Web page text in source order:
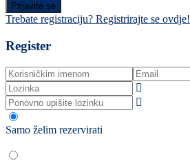
Prijavite se
Trebate registraciju? Registrirajte se ovdje!
Register
Samo želim rezervirati